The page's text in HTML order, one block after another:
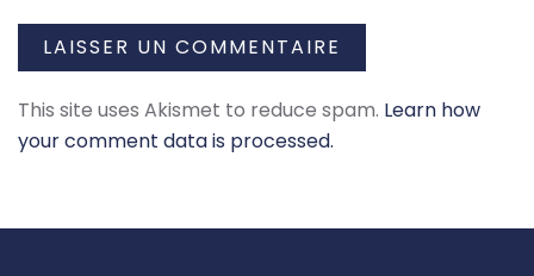
LAISSER UN COMMENTAIRE
This site uses Akismet to reduce spam. Learn how
your comment data is processed.